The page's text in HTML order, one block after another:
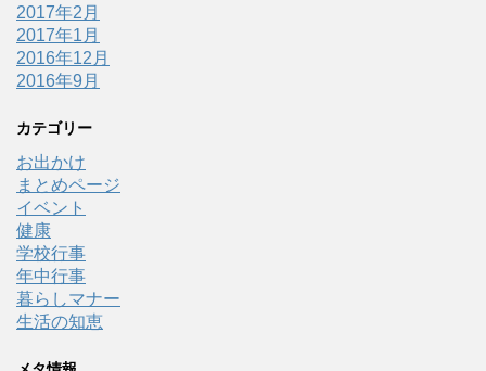
2017年2月
2017年1月
2016年12月
2016年9月
カテゴリー
お出かけ
まとめページ
イベント
健康
学校行事
年中行事
暮らしマナー
生活の知恵